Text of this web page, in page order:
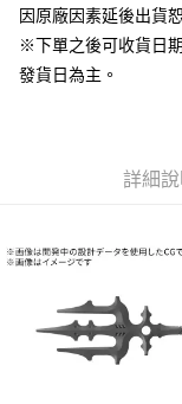
預購-全家取貨付款(舊)
預購-7-11取貨付款(
預購-付款後7-11取貨(
預購-宅配(舊)
每筆NT$120，滿
因原廠因素延後出貨
※下單之後可收貨日
發貨日為主。
詳細說